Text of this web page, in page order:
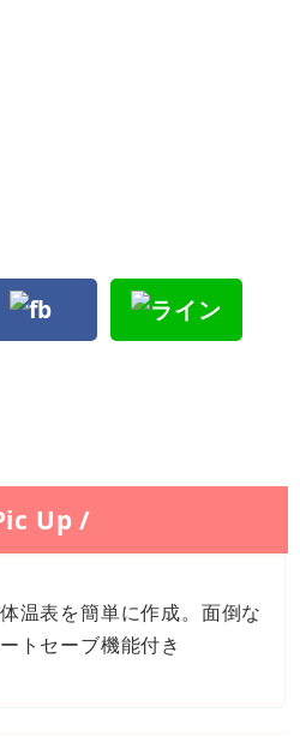
Up /
温表を簡単に作成。面倒な
トセーブ機能付き